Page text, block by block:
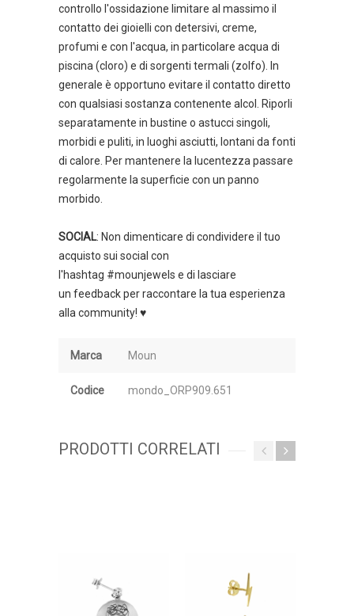
controllo l'ossidazione limitare al massimo il
contatto dei gioielli con detersivi, creme,
profumi e con l'acqua, in particolare acqua di
piscina (cloro) e di sorgenti termali (zolfo). In
generale è opportuno evitare il contatto diretto
con qualsiasi sostanza contenente alcol. Riporli
separatamente in bustine o astucci singoli,
morbidi e puliti, in luoghi asciutti, lontani da fonti
di calore. Per mantenere la lucentezza passare
regolarmente la superficie con un panno
morbido.
SOCIAL: Non dimenticare di condividere il tuo
acquisto sui social con
l'hashtag #mounjewels e di lasciare
un feedback per raccontare la tua esperienza
alla community! ♥
Marca Moun
Codice mondo_ORP909.651
PRODOTTI CORRELATI